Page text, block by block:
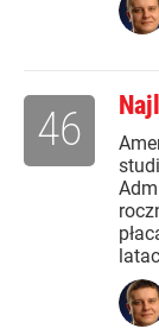
46